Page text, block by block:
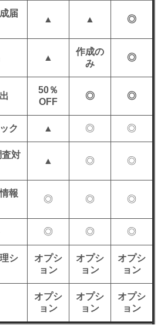
届
▲ ▲ ◎
▲
作成の
み
◎
50％
OFF
◎ ◎
ク ▲ ◎ ◎
対
▲ ◎ ◎
報
◎ ◎ ◎
◎ ◎ ◎
シ
オプシ
ョン
オプシ
ョン
オプシ
ョン
オプシ
ョン
オプシ
ョン
オプシ
ョン